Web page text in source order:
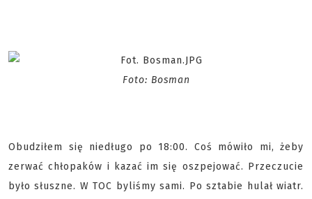
Foto: Bosman
Obudziłem się niedługo po 18:00. Coś mówiło mi, żeby
zerwać chłopaków i kazać im się oszpejować. Przeczucie
było słuszne. W TOC byliśmy sami. Po sztabie hulał wiatr.